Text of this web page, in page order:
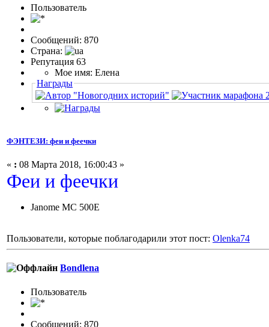
Пользовaтeль
Сообщений: 870
Страна:
Репутация 63
Мое имя: Елена
Награды
ФЭНТЕЗИ: феи и феечки
« : 08 Марта 2018, 16:00:43 »
Феи и феечки
Janome MC 500E
Пользователи, которые поблагодарили этот пост: Olenka74
Bondlena
Пользовaтeль
Сообщений: 870